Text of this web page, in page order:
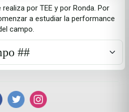
por TEE y por Ronda. Por
a estudiar la performance
campo.